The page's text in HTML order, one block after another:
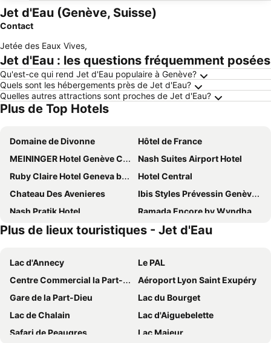
Jet d'Eau (Genève, Suisse)
Contact
Jetée des Eaux Vives,
Jet d'Eau : les questions fréquemment posées
Qu'est-ce qui rend Jet d'Eau populaire à Genève?
Quels sont les hébergements près de Jet d'Eau?
Quelles autres attractions sont proches de Jet d'Eau?
Plus de Top Hotels
Domaine de Divonne
Hôtel de France
MEININGER Hotel Genève Centre Charmilles
Nash Suites Airport Hotel
Ruby Claire Hotel Geneva by IHG
Hotel Central
Chateau Des Avenieres
Ibis Styles Prévessin Genève Aéroport
Nash Pratik Hotel
Ramada Encore by Wyndham Geneva
YOTEL Geneva Lake
Emerald Borjomi Hotel
Nash Airport Hotel
Greet Hôtel Prévessin Genève Aéroport
ibis budget Genève Aéroport
Lake Geneva Hotel
The Originals City, Hôtel du Mont Sion
ibis Genève Aéroport
Holiday Inn Express Geneva Airport By Ihg
Hotel Suisse
ibis Genève Centre Gare
Everness Hotel & Resort
Plus de lieux touristiques - Jet d'Eau
Lac d'Annecy
Le PAL
Centre Commercial la Part-Dieu
Aéroport Lyon Saint Exupéry
Gare de la Part-Dieu
Lac du Bourget
Lac de Chalain
Lac d'Aiguebelette
Safari de Peaugres
Lac Majeur